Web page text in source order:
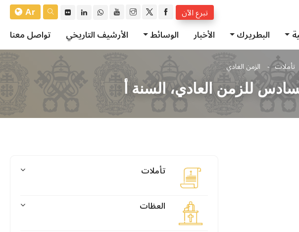
تبرع الآن
Ar
البطريرك الأخبار الوسائط الأرشيف التاريخي تواصل معنا
تأملات الزمن العادي
للزمن العادي، السنة أ
تأملات
العظات